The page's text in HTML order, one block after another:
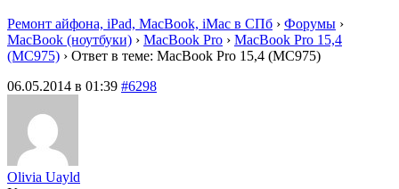
Ремонт айфона, iPad, MacBook, iMac в СПб › Форумы ›
MacBook (ноутбуки) › MacBook Pro › MacBook Pro 15,4
(MC975) › Ответ в теме: MacBook Pro 15,4 (MC975)
06.05.2014 в 01:39 #6298
Olivia Uayld